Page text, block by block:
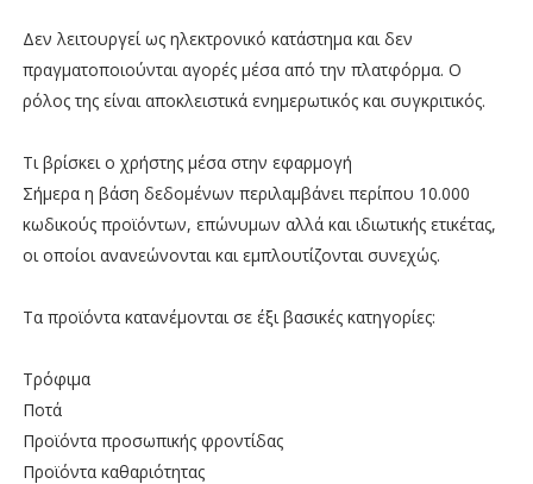
Δεν λειτουργεί ως ηλεκτρονικό κατάστημα και δεν
πραγματοποιούνται αγορές μέσα από την πλατφόρμα. Ο
ρόλος της είναι αποκλειστικά ενημερωτικός και συγκριτικός.
Τι βρίσκει ο χρήστης μέσα στην εφαρμογή
Σήμερα η βάση δεδομένων περιλαμβάνει περίπου 10.000
κωδικούς προϊόντων, επώνυμων αλλά και ιδιωτικής ετικέτας,
οι οποίοι ανανεώνονται και εμπλουτίζονται συνεχώς.
Τα προϊόντα κατανέμονται σε έξι βασικές κατηγορίες:
Τρόφιμα
Ποτά
Προϊόντα προσωπικής φροντίδας
Προϊόντα καθαριότητας